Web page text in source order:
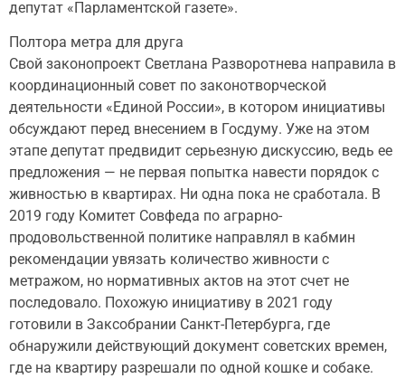
депутат «Парламентской газете».
Полтора метра для друга
Свой законопроект Светлана Разворотнева направила в
координационный совет по законотворческой
деятельности «Единой России», в котором инициативы
обсуждают перед внесением в Госдуму. Уже на этом
этапе депутат предвидит серьезную дискуссию, ведь ее
предложения — не первая попытка навести порядок с
живностью в квартирах. Ни одна пока не сработала. В
2019 году Комитет Совфеда по аграрно-
продовольственной политике направлял в кабмин
рекомендации увязать количество живности с
метражом, но нормативных актов на этот счет не
последовало. Похожую инициативу в 2021 году
готовили в Заксобрании Санкт-Петербурга, где
обнаружили действующий документ советских времен,
где на квартиру разрешали по одной кошке и собаке.